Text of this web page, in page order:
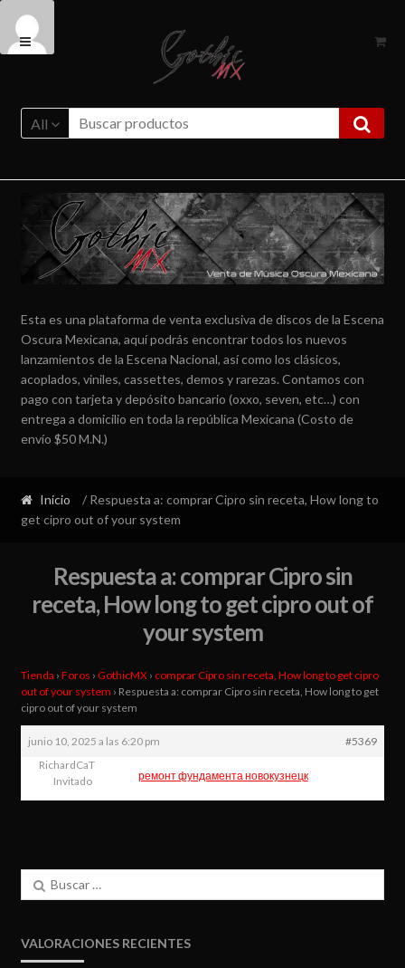
Ir
a
Ir
al
All
Esta es una plataforma de venta exclusiva de discos de la Escena
Oscura Mexicana, aquí podrás encontrar todos los nuevos
lanzamientos de la Escena Nacional, así como los clásicos,
acoplados, viniles, cassettes, demos y rarezas. Contamos con
pago con tarjeta y depósito bancario (oxxo, seven, etc…) con
entrega a domicilio en toda la república Mexicana (Costo de
envío $50 M.N.)
Inicio
/ Respuesta a: comprar Cipro sin receta, How long to
get cipro out of your system
Respuesta a: comprar Cipro sin
receta, How long to get cipro out of
your system
Tienda › Foros › GothicMX › comprar Cipro sin receta, How long to get cipro
out of your system › Respuesta a: comprar Cipro sin receta, How long to get
cipro out of your system
junio 10, 2025 a las 6:20 pm
#5369
RichardCaT
Invitado
ремонт фундамента новокузнецк
Buscar:
VALORACIONES RECIENTES